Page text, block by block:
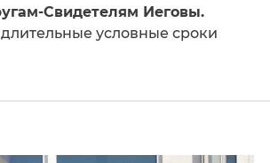
Свидетелям Иеговы.
условные сроки